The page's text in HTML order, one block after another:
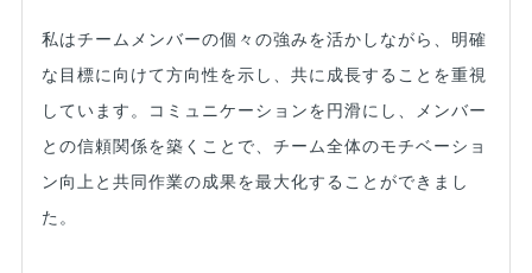
私はチームメンバーの個々の強みを活かしながら、明確
な目標に向けて方向性を示し、共に成長することを重視
しています。コミュニケーションを円滑にし、メンバー
との信頼関係を築くことで、チーム全体のモチベーショ
ン向上と共同作業の成果を最大化することができまし
た。